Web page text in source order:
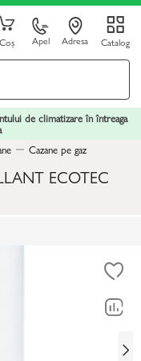
Coș Apel Adresa Catalog
de climatizare în întreaga
Cazane pe gaz
ECOTEC